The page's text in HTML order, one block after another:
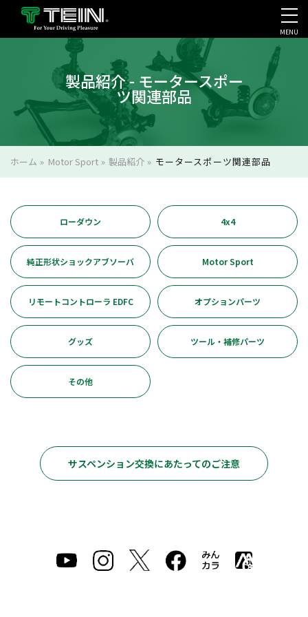
会社案内・採用・IR
MENU
製品紹介 - モータースポー
ツ関連部品
ホーム » Motor Sport»製品紹介 » モータースポーツ関連部品
ローダウン 4x4
純正形状ショックアブソーバ Motor Sport
リモートコントローラ EDFC オプションパーツ
グッズ ツール・補修パーツ
その他
サスペンション交換にあたってのご注意